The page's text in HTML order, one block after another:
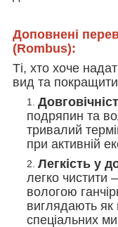
Доповнені
(Rombus):
Ті, хто хоче
вид та
подряпин та
тривалий
при активній
Легкість у
легко чистити
вологою
виглядають як
спеціальних